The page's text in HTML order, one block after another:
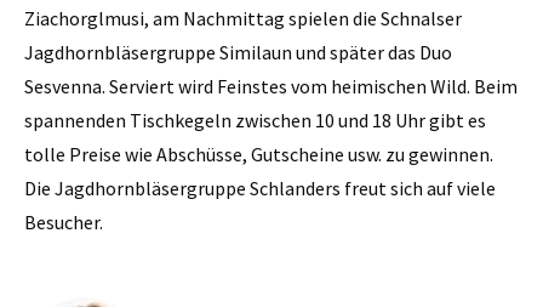
Ziachorglmusi, am Nachmittag spielen die Schnalser
Jagdhornbläsergruppe Similaun und später das Duo
Sesvenna. Serviert wird Feinstes vom heimischen Wild. Beim
spannenden Tischkegeln zwischen 10 und 18 Uhr gibt es
tolle Preise wie Abschüsse, Gutscheine usw. zu gewinnen.
Die Jagdhornbläsergruppe Schlanders freut sich auf viele
Besucher.